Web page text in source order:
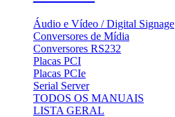
Áudio e Vídeo / Digital Signage
Conversores de Mídia
Conversores RS232
Placas PCI
Placas PCIe
Serial Server
TODOS OS MANUAIS
LISTA GERAL